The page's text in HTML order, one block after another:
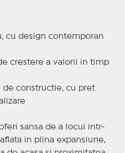
cu design contemporan
crestere a valorii in timp
de constructie, cu pret
sansa de a locui intr-
in plina expansiune,